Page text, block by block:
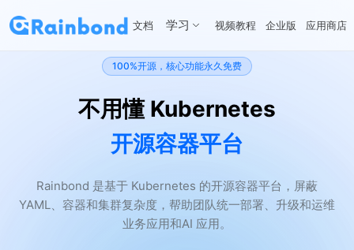
文档 学习 视频教程 企业版 应用商店
100%开源，核心功能永久免费
不用懂 Kubernetes
开源容器平台
Rainbond 是基于 Kubernetes 的开源容器平台，屏蔽
YAML、容器和集群复杂度，帮助团队统一部署、升级和运维
业务应用和AI 应用。